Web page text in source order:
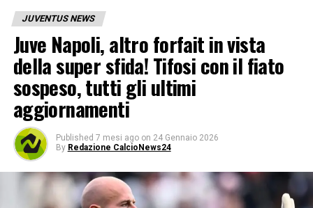
JUVENTUS NEWS
Juve Napoli, altro forfait in vista
della super sfida! Tifosi con il fiato
sospeso, tutti gli ultimi
aggiornamenti
Published 7 mesi ago on 24 Gennaio 2026
By Redazione CalcioNews24